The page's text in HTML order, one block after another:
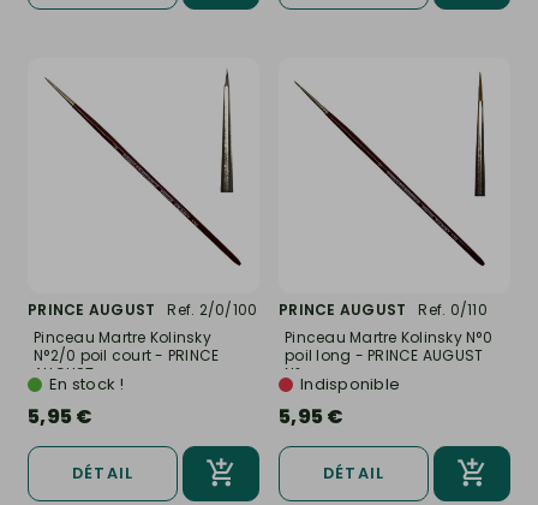
PRINCE AUGUST
Ref. 2/0/100
Pinceau Martre Kolinsky
N°2/0 poil court - PRINCE
AUGUST...
En stock !
5,95 €
DÉTAIL
PRINCE AUGUST
Ref. 0/110
Pinceau Martre Kolinsky N°0
poil long - PRINCE AUGUST
N°...Indisponible
5,95 €
DÉTAIL